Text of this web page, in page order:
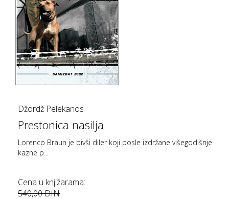
Džordž Pelekanos
Prestonica nasilja
Lorenco Braun je bivši diler koji posle izdržane višegodišnje
kazne p...
Cena u knjižarama:
540,00 DIN